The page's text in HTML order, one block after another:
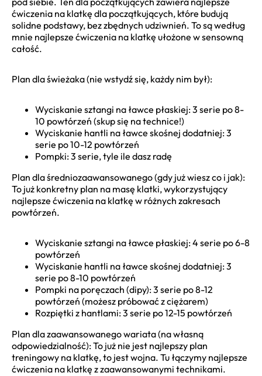
ćwiczenia na klatkę dla początkujących, które budują
solidne podstawy, bez zbędnych udziwnień. To są według
mnie najlepsze ćwiczenia na klatkę ułożone w sensowną
całość.
Plan dla świeżaka (nie wstydź się, każdy nim był):
Wyciskanie sztangi na ławce płaskiej: 3 serie po 8-
10 powtórzeń (skup się na technice!)
Wyciskanie hantli na ławce skośnej dodatniej: 3
serie po 10-12 powtórzeń
Pompki: 3 serie, tyle ile dasz radę
Plan dla średniozaawansowanego (gdy już wiesz co i jak):
To już konkretny plan na masę klatki, wykorzystujący
najlepsze ćwiczenia na klatkę w różnych zakresach
powtórzeń.
Wyciskanie sztangi na ławce płaskiej: 4 serie po 6-8
powtórzeń
Wyciskanie hantli na ławce skośnej dodatniej: 3
serie po 8-10 powtórzeń
Pompki na poręczach (dipy): 3 serie po 8-12
powtórzeń (możesz próbować z ciężarem)
Rozpiętki z hantlami: 3 serie po 12-15 powtórzeń
Plan dla zaawansowanego wariata (na własną
odpowiedzialność): To już nie jest najlepszy plan
treningowy na klatkę, to jest wojna. Tu łączymy najlepsze
ćwiczenia na klatkę z zaawansowanymi technikami.